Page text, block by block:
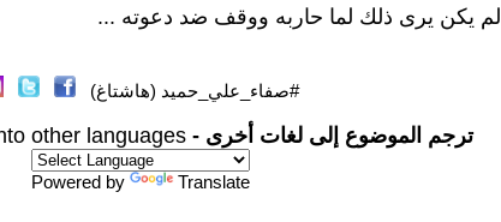
لم يكن يرى ذلك لما حاربه ووقف ضد دعوته ...
#صفاء_علي_حميد (هاشتاغ)
ترجم الموضوع إلى لغات أخرى - other languages
Powered by Translate